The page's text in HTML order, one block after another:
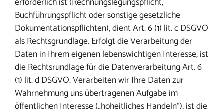
Buchführungspflicht oder sonstige gesetzliche
Dokumentationspflichten), dient Art. 6 (1) lit. c DSGVO
als Rechtsgrundlage. Erfolgt die Verarbeitung der
Daten in Ihrem eigenen lebenswichtigen Interesse, ist
die Rechtsrundlage für die Datenverarbeitung Art. 6
(1) lit. d DSGVO. Verarbeiten wir Ihre Daten zur
Wahrnehmung uns übertragenen Aufgabe im